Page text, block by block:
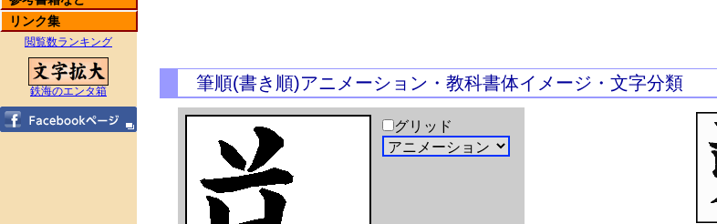
リンク集
閲覧数ランキング
鉄海のエンタ箱 筆順(書き順)アニメーション・教科書体イメージ・文字分類
グリッド